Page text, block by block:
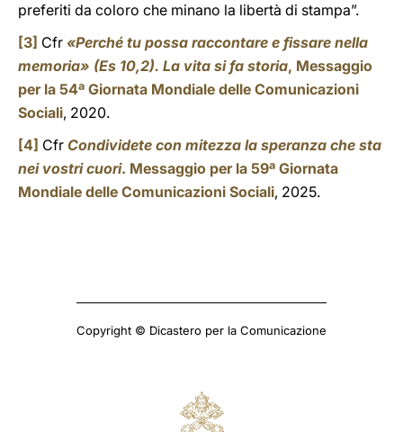
preferiti da coloro che minano la libertà di stampa”.
[3] Cfr «Perché tu possa raccontare e fissare nella
memoria» (Es 10,2). La vita si fa storia, Messaggio
per la 54ª Giornata Mondiale delle Comunicazioni
Sociali, 2020.
[4] Cfr Condividete con mitezza la speranza che sta
nei vostri cuori. Messaggio per la 59ª Giornata
Mondiale delle Comunicazioni Sociali, 2025.
Copyright © Dicastero per la Comunicazione